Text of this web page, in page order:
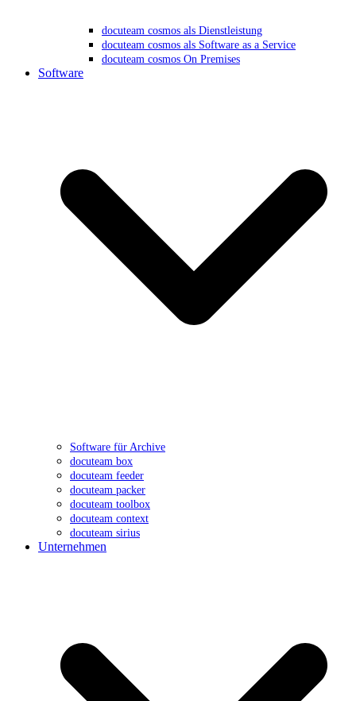
docuteam cosmos als Dienstleistung
docuteam cosmos als Software as a Service
docuteam cosmos On Premises
Software
Software für Archive
docuteam box
docuteam feeder
docuteam packer
docuteam toolbox
docuteam context
docuteam sirius
Unternehmen